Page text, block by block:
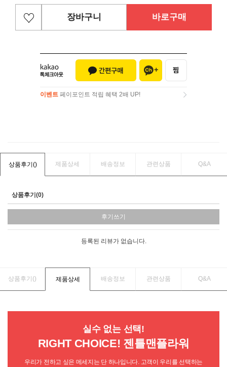
장바구니 바로구매
이벤트 페이포인트 적립 혜택 2배 UP!
상품후기() 제품상세 배송정보 관련상품 Q&A
상품후기(0)
후기쓰기
등록된 리뷰가 없습니다.
상품후기() 제품상세 배송정보 관련상품 Q&A
실수 없는 선택!
RIGHT CHOICE! 젠틀맨플라워
우리가 전하고 싶은 메세지는 단 하나입니다. 고객이 우리를 선택하는